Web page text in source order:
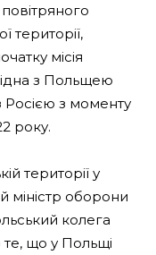
території,
місія
з Польщею
Росією з моменту
року.
території у
міністр оборони
колега
що у Польщі